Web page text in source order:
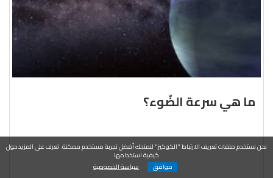
ما هي سرعة الضّوء؟
نحن نستخدم ملفات تعريف الارتباط "الكوكيز" لنمنحك أفضل تجربة مستخدم ممكنة. تعرف على المزيد حول
كيفية استخدامها
موافق
سياسة الخصوصية